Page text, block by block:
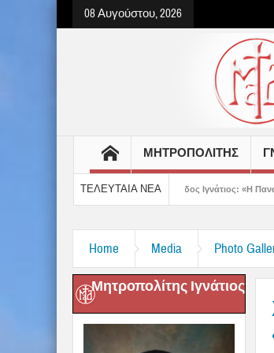
08 Αυγούστου, 2026
ΜΗΤΡΟΠΟΛΙΤΗΣ
ΤΕΛΕΥΤΑΙΑ ΝΕΑ
Δημητριάδος Ιγνάτιος: «Η Παναγία μας δείχνει
Home Media Photo
Μητροπολίτης Ιγνάτιος